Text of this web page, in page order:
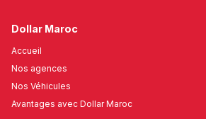
Dollar Maroc
Accueil
Nos agences
Nos Véhicules
Avantages avec Dollar Maroc